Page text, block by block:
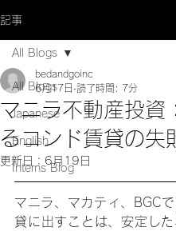
記事
All Blogs
Japanese
English
Interns Blog
All Blogs
マニラ不動産投資
るコンド賃貸の失
bedandgoinc
6月17日 読了時間: 7分
更新日： 6月19日
マニラ、マカティ、BGC
貸に出すことは、安定し